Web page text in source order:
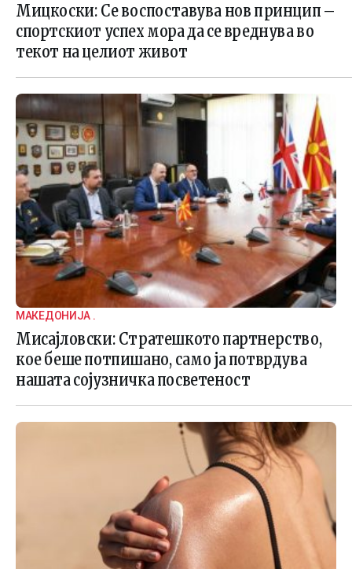
Мицкоски: Се воспоставува нов принцип –
спортскиот успех мора да се вреднува во
текот на целиот живот
МАКЕДОНИЈА .
Мисајловски: Стратешкото партнерство,
кое беше потпишано, само ја потврдува
нашата сојузничка посветеност